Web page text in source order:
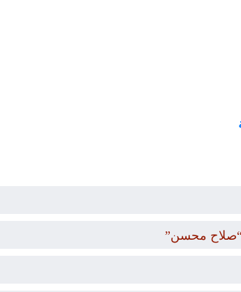
“صلاح محسن”